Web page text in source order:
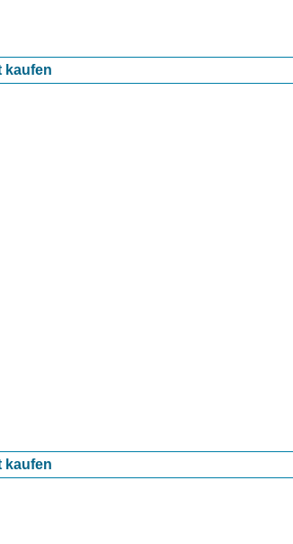
kaufen
kaufen